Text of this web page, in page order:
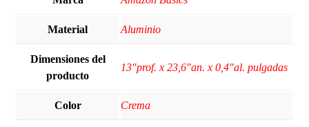
Material Aluminio
Dimensiones del
producto
‎13"prof. x 23,6"an. x 0,4"al. pulgadas
Color Crema